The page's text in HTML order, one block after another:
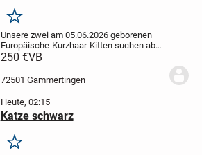
Merken
Unsere zwei am 05.06.2026 geborenen
Europäische-Kurzhaar-Kitten suchen ab
sofort ein liebevolles Für-immer-
neugierig und menschenbezogen. Sie
wachsen gemeinsam im...
250 €VB
72501 Gammertingen
Heute, 02:15
Katze schwarz
Merken